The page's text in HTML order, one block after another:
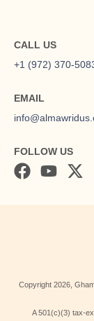
CALL US
+1 (972) 370-
EMAIL
FOLLOW US
Copyright 2026 ,
A 501(c)(3) tax-